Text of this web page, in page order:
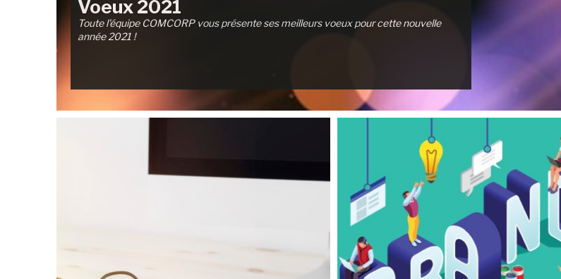
Voeux 2021
Toute l'équipe COMCORP vous présente ses meilleurs voeux pour cette nouvelle
année 2021 !